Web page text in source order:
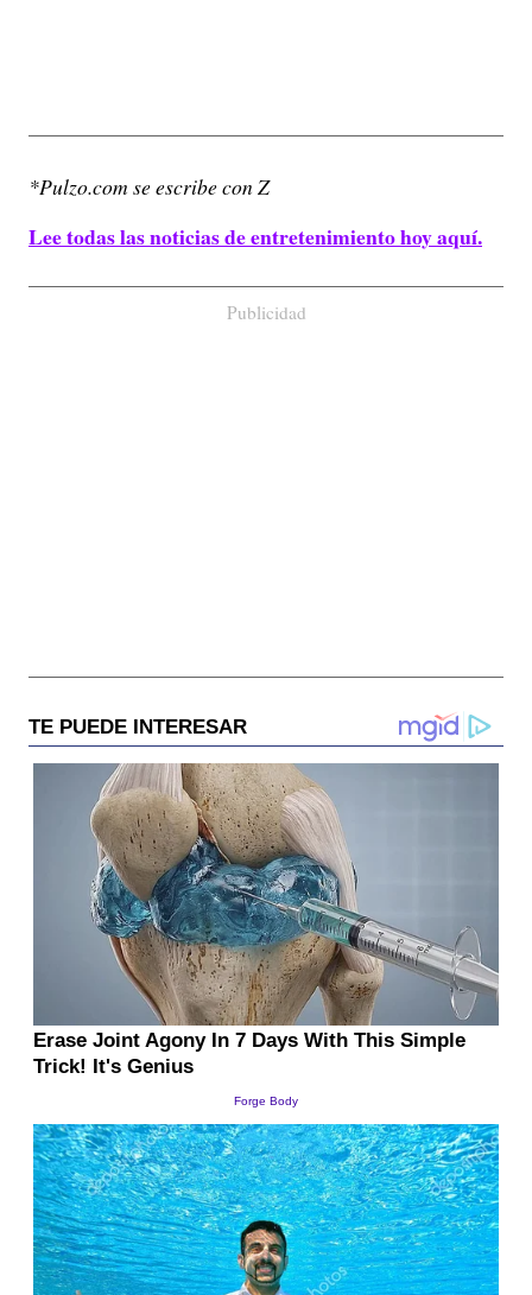
*Pulzo.com se escribe con Z
Lee todas las noticias de entretenimiento hoy aquí.
Publicidad